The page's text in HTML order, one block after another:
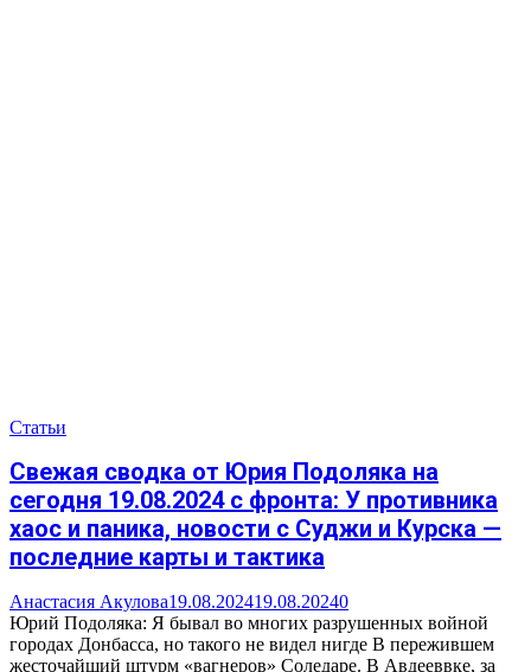
Статьи
Свежая сводка от Юрия Подоляка на
сегодня 19.08.2024 с фронта: У противника
хаос и паника, новости с Суджи и Курска —
последние карты и тактика
Анастасия Акулова19.08.202419.08.20240
Юрий Подоляка: Я бывал во многих разрушенных войной
городах Донбасса, но такого не видел нигде В пережившем
жесточайший штурм «вагнеров» Соледаре. В Авдееввке, за